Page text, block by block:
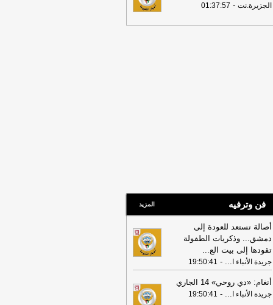
في المبادرات التعليمية والثقافيةالجزيرة.نت -
01:37:57
فن وترفيه المزيد
أصالة تستعد للعودة إلى
دمشق... وذكريات الطفولة
تقودها إلى بيت الع...
جريدة الأنباء ا ...
-
19:50:41
أنغام: «دي روحي» 14 الجاري
جريدة الأنباء ا ...
-
19:50:41